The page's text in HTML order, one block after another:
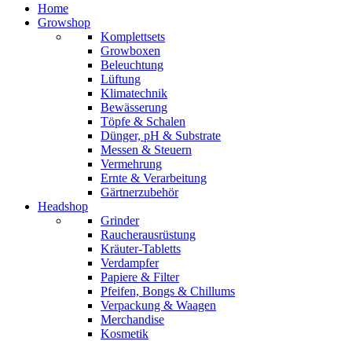
Home
Growshop
Komplettsets
Growboxen
Beleuchtung
Lüftung
Klimatechnik
Bewässerung
Töpfe & Schalen
Dünger, pH & Substrate
Messen & Steuern
Vermehrung
Ernte & Verarbeitung
Gärtnerzubehör
Headshop
Grinder
Raucherausrüstung
Kräuter-Tabletts
Verdampfer
Papiere & Filter
Pfeifen, Bongs & Chillums
Verpackung & Waagen
Merchandise
Kosmetik